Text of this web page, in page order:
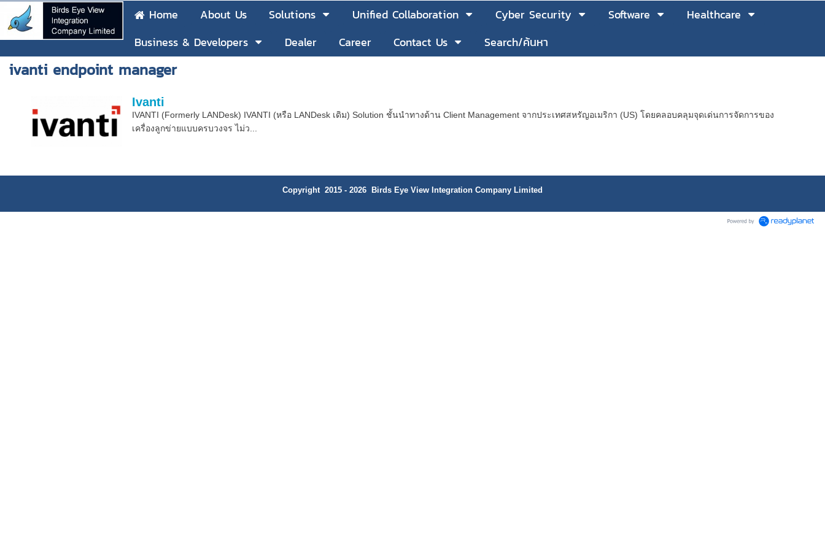
Home About Us Solutions Unified Collaboration Cyber Security Software
Healthcare
Business & Developers
Dealer Career Contact Us Search/ค้นหา
ivanti endpoint manager
Ivanti
IVANTI (Formerly LANDesk) IVANTI (หรือ LANDesk เดิม) Solution ชั้นนำทางด้าน Client Management จากประเทศสหรัญอเมริกา (US) โดยคลอบคลุมจุดเด่นการจัดการของ
เครื่องลูกข่ายแบบครบวงจร ไม่ว...
Copyright 2015 - 2026 Birds Eye View Integration Company Limited